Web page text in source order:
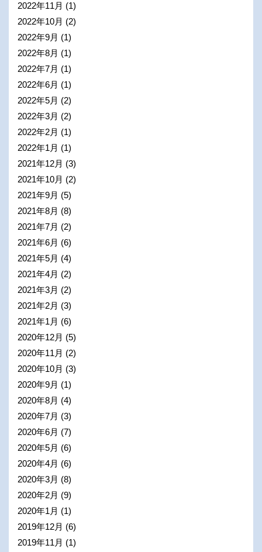
2022年11月 (1)
2022年10月 (2)
2022年9月 (1)
2022年8月 (1)
2022年7月 (1)
2022年6月 (1)
2022年5月 (2)
2022年3月 (2)
2022年2月 (1)
2022年1月 (1)
2021年12月 (3)
2021年10月 (2)
2021年9月 (5)
2021年8月 (8)
2021年7月 (2)
2021年6月 (6)
2021年5月 (4)
2021年4月 (2)
2021年3月 (2)
2021年2月 (3)
2021年1月 (6)
2020年12月 (5)
2020年11月 (2)
2020年10月 (3)
2020年9月 (1)
2020年8月 (4)
2020年7月 (3)
2020年6月 (7)
2020年5月 (6)
2020年4月 (6)
2020年3月 (8)
2020年2月 (9)
2020年1月 (1)
2019年12月 (6)
2019年11月 (1)